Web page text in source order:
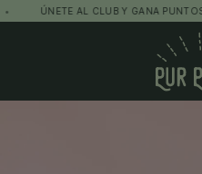
ÚNETE AL CLUB Y GANA PUNTOS •
Pur Plant